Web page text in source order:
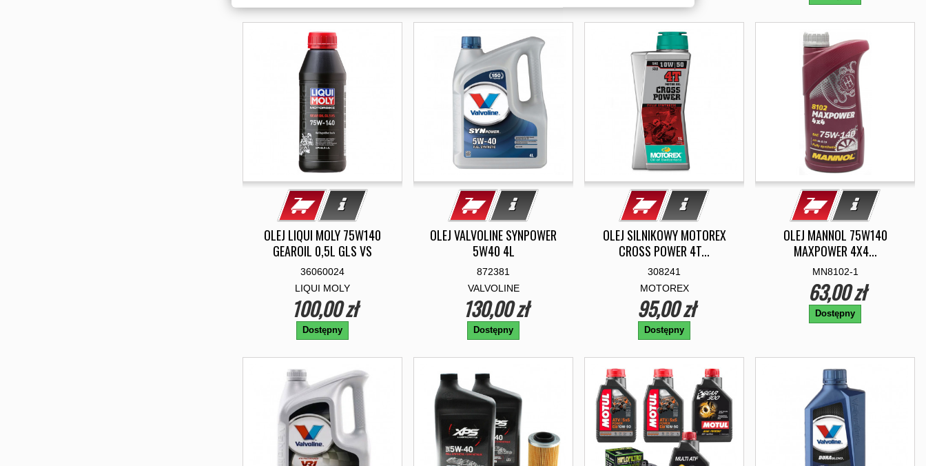
OLEJ LIQUI MOLY 75W140
GEAROIL 0,5L GLS VS
36060024
LIQUI MOLY
100,00 zł
Dostępny
OLEJ VALVOLINE SYNPOWER
5W40 4L
872381
VALVOLINE
130,00 zł
Dostępny
OLEJ SILNIKOWY MOTOREX
CROSS POWER 4T...
308241
MOTOREX
95,00 zł
Dostępny
OLEJ MANNOL 75W140
MAXPOWER 4X4...
MN8102-1
63,00 zł
Dostępny